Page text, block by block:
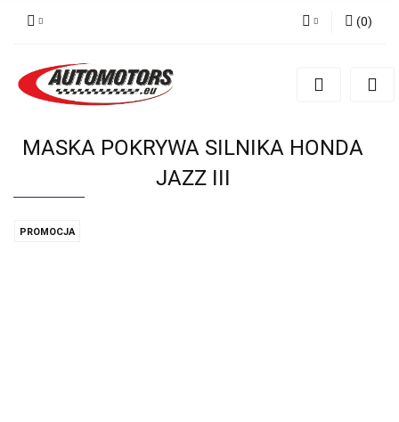
Zarejestruj się
(0)
MASKA POKRYWA SILNIKA HONDA
JAZZ III
PROMOCJA